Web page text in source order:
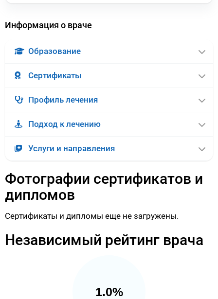
Информация о враче
Образование
Сертификаты
Профиль лечения
Подход к лечению
Услуги и направления
Фотографии сертификатов и
дипломов
Сертификаты и дипломы еще не загружены.
Независимый рейтинг врача
1.0%